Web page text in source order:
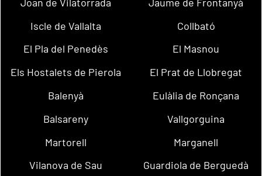
Iscle de Vallalta
Collbató
El Pla del Penedès
El Masnou
Els Hostalets de Pierola
El Prat de Llobregat
Balenyà
Eulàlia de Ronçana
Balsareny
Vallgorguina
Martorell
Marganell
Vilanova de Sau
Guardiola de Berguedà